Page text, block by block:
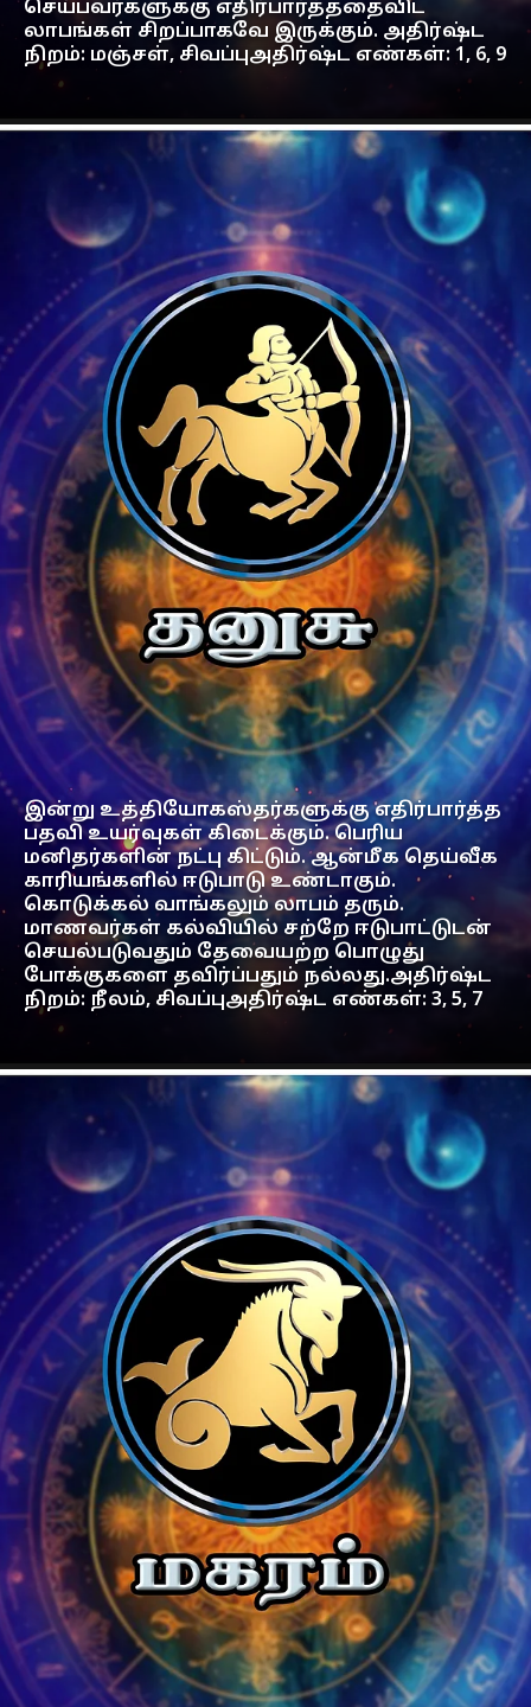
செய்பவர்களுக்கு எதிர்பார்த்ததைவிட
லாபங்கள் சிறப்பாகவே இருக்கும். அதிர்ஷ்ட
நிறம்: மஞ்சள், சிவப்புஅதிர்ஷ்ட எண்கள்: 1, 6, 9
இன்று உத்தியோகஸ்தர்களுக்கு எதிர்பார்த்த
பதவி உயர்வுகள் கிடைக்கும். பெரிய
மனிதர்களின் நட்பு கிட்டும். ஆன்மீக தெய்வீக
காரியங்களில் ஈடுபாடு உண்டாகும்.
கொடுக்கல் வாங்கலும் லாபம் தரும்.
மாணவர்கள் கல்வியில் சற்றே ஈடுபாட்டுடன்
செயல்படுவதும் தேவையற்ற பொழுது
போக்குகளை தவிர்ப்பதும் நல்லது.அதிர்ஷ்ட
நிறம்: நீலம், சிவப்புஅதிர்ஷ்ட எண்கள்: 3, 5, 7